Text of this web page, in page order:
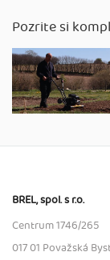
Pozrite si
BREL, spol. s r.o.
Centrum 1746/265
017 01 Považská